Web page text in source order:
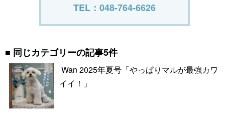
TEL：048-764-6626
同じカテゴリーの記事5件
Wan 2025年夏号「やっぱりマルが最強カワ
イイ！」